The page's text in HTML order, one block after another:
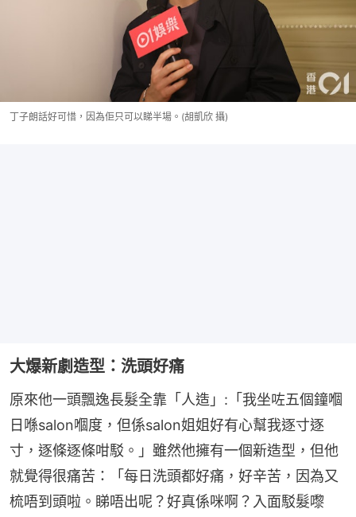
丁子朗話好可惜，因為佢只可以睇半場。(胡凱欣 攝)
大爆新劇造型：洗頭好痛
原來他一頭飄逸長髮全靠「人造」:「我坐咗五個鐘嗰
日喺salon嗰度，但係salon姐姐好有心幫我逐寸逐
寸，逐條逐條咁駁。」雖然他擁有一個新造型，但他
就覺得很痛苦：「每日洗頭都好痛，好辛苦，因為又
梳唔到頭啦。睇唔出呢？好真係咪啊？入面駁髮嚟